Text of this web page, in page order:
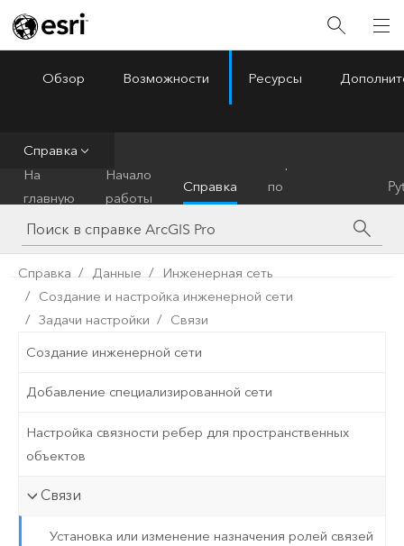
ArcGIS Pro
Обзор Возможности Ресурсы
Справка
На
главную
Начало
работы
Справка
по
инструментам
Справка Данные
Инженерная сеть
Создание и настройка инженерной сети
Задачи настройки
Связи
Создание инженерной сети
Добавление специализированной сети
Настройка связности ребер для пространственных
объектов
Связи
Установка или изменение назначения ролей связей